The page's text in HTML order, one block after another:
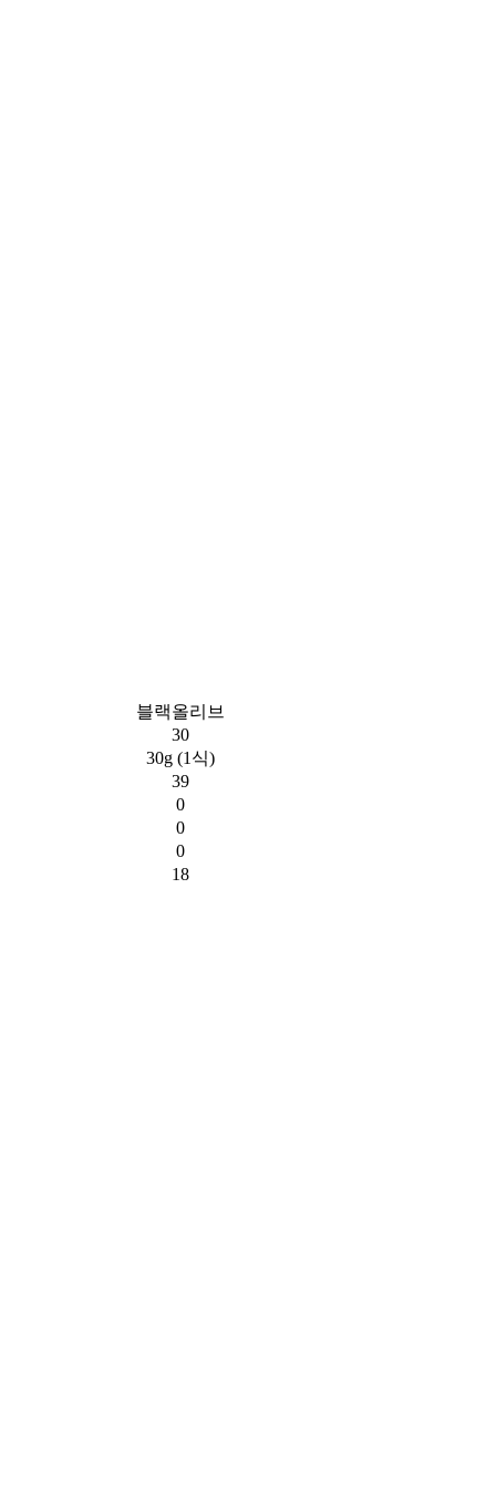
블랙올리브
30
30g (1식)
39
0
0
0
18